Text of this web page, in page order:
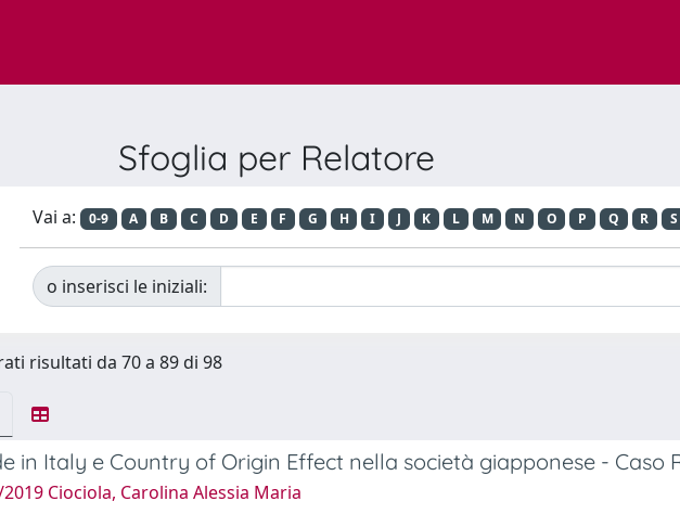
Sfoglia per Relatore
Vai a: 0-9 A B C D E F G H I J K L M N O P Q R S
o inserisci le iniziali:
risultati da 70 a 89 di 98
in Italy e Country of Origin Effect nella società giapponese - Caso
Ciociola, Carolina Alessia Maria